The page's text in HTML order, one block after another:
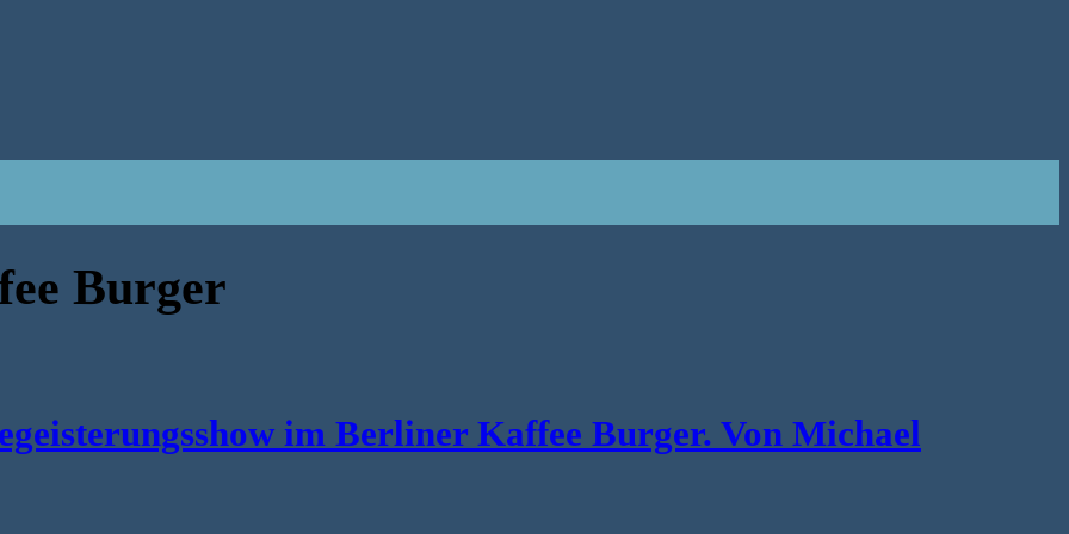
Burger
im Berliner Kaffee Burger. Von Michael